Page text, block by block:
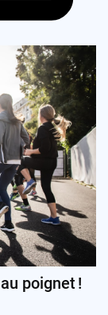
poignet !